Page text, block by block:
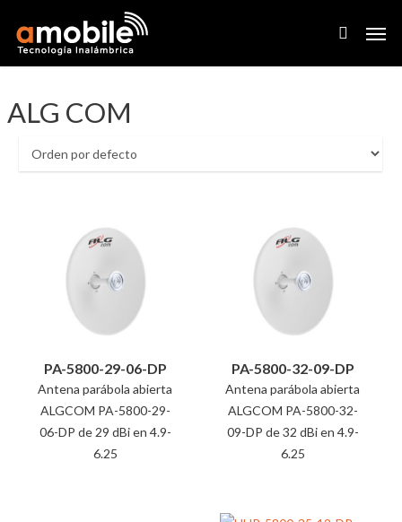
main
search
ALG COM
PA-5800-29-06-DP
Antena parábola abierta
ALGCOM PA-5800-29-
06-DP de 29 dBi en 4.9-
6.25
PA-5800-32-09-DP
Antena parábola abierta
ALGCOM PA-5800-32-
09-DP de 32 dBi en 4.9-
6.25